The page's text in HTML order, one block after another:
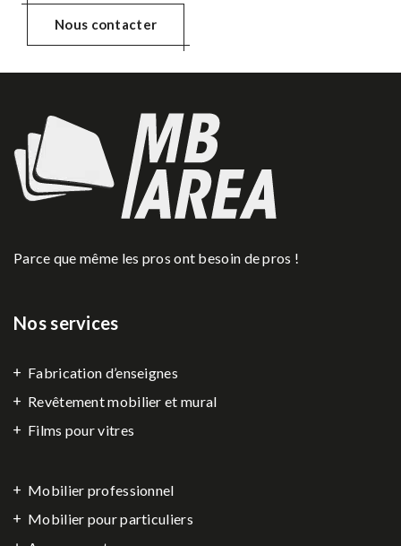
Nous contacter
Parce que même les pros ont besoin de pros !
Nos services
Fabrication d’enseignes
Revêtement mobilier et mural
Films pour vitres
Mobilier professionnel
Mobilier pour particuliers